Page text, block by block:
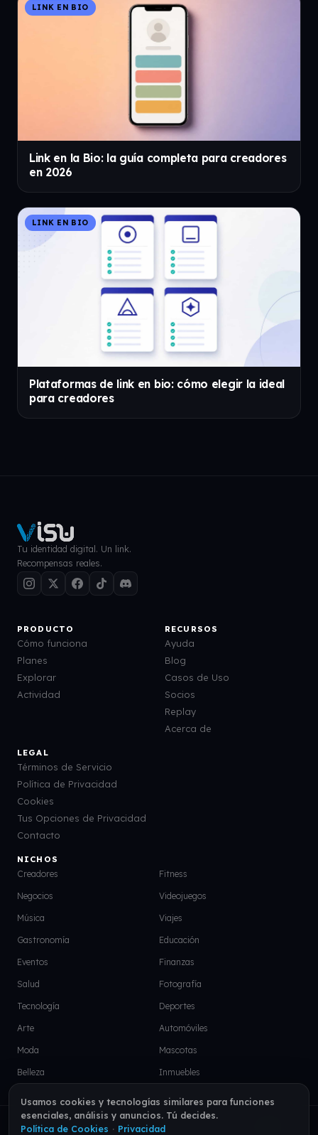
LINK EN BIO
Link en la Bio: la guía completa para creadores
en 2026
LINK EN BIO
Plataformas de link en bio: cómo elegir la ideal
para creadores
Tu identidad digital. Un link.
Recompensas reales.
PRODUCTO
Cómo funciona
Planes
Explorar
Actividad
RECURSOS
Ayuda
Blog
Casos de Uso
Socios
Replay
Acerca de
LEGAL
Términos de Servicio
Política de Privacidad
Cookies
Tus Opciones de Privacidad
Contacto
NICHOS
Creadores
Negocios
Música
Gastronomía
Eventos
Salud
Tecnología
Arte
Moda
Belleza
Fitness
Videojuegos
Viajes
Educación
Finanzas
Fotografía
Deportes
Automóviles
Mascotas
Inmuebles
© 2026 VISU. Todos los derechos reservados.
Usamos cookies y tecnologías similares para funciones
esenciales, análisis y anuncios. Tú decides.
Política de Cookies · Privacidad